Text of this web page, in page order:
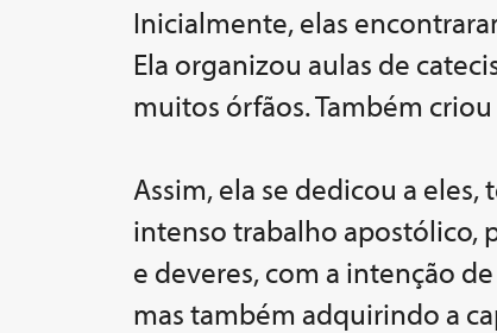
Inicialmente, elas
Ela organizou aulas de
muitos órfãos. Também
Assim, ela se dedicou a
intenso trabalho apostólico,
e deveres, com a intenção
mas também adquirindo a